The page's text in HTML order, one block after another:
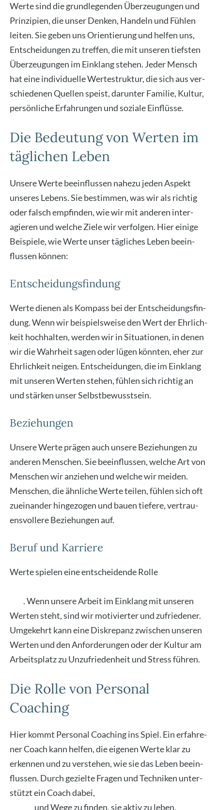
Wer­te sind die grund­le­gen­den Über­zeu­gun­gen und
Prin­zi­pi­en, die unser Den­ken, Han­deln und Füh­len
lei­ten. Sie geben uns Ori­en­tie­rung und hel­fen uns,
Ent­schei­dun­gen zu tref­fen, die mit unse­ren tiefs­ten
Über­zeu­gun­gen im Ein­klang ste­hen. Jeder Mensch
hat eine indi­vi­du­el­le Wer­te­struk­tur, die sich aus ver­
schie­de­nen Quel­len speist, dar­un­ter Fami­lie, Kul­tur,
per­sön­li­che Erfah­run­gen und sozia­le Ein­flüs­se.
Die Bedeutung von Werten im
täglichen Leben
Unse­re Wer­te beein­flus­sen nahe­zu jeden Aspekt
unse­res Lebens. Sie bestim­men, was wir als rich­tig
oder falsch emp­fin­den, wie wir mit ande­ren inter­
agie­ren und wel­che Zie­le wir ver­fol­gen. Hier eini­ge
Bei­spie­le, wie Wer­te unser täg­li­ches Leben beein­
flus­sen kön­nen:
Entscheidungsfindung
Wer­te die­nen als Kom­pass bei der Ent­schei­dungs­fin­
dung. Wenn wir bei­spiels­wei­se den Wert der Ehr­lich­
keit hoch­hal­ten, wer­den wir in Situa­tio­nen, in denen
wir die Wahr­heit sagen oder lügen könn­ten, eher zur
Ehr­lich­keit nei­gen. Ent­schei­dun­gen, die im Ein­klang
mit unse­ren Wer­ten ste­hen, füh­len sich rich­tig an
und stär­ken unser Selbst­be­wusst­sein.
Beziehungen
Unse­re Wer­te prä­gen auch unse­re Bezie­hun­gen zu
ande­ren Men­schen. Sie beein­flus­sen, wel­che Art von
Men­schen wir anzie­hen und wel­che wir mei­den.
Men­schen, die ähn­li­che Wer­te tei­len, füh­len sich oft
zuein­an­der hin­ge­zo­gen und bau­en tie­fe­re, ver­trau­
ens­vol­le­re Bezie­hun­gen auf.
Beruf und Karriere
Wer­te spie­len eine ent­schei­den­de Rol­le
. Wenn unse­re Arbeit im Ein­klang mit unse­ren
Wer­ten steht, sind wir moti­vier­ter und zufrie­de­ner.
Umge­kehrt kann eine Dis­kre­panz zwi­schen unse­ren
Wer­ten und den Anfor­de­run­gen oder der Kul­tur am
Arbeits­platz zu Unzu­frie­den­heit und Stress füh­ren.
Die Rolle von Personal
Coaching
Hier kommt Per­so­nal Coa­ching ins Spiel. Ein erfah­re­
ner Coach kann hel­fen, die eige­nen Wer­te klar zu
erken­nen und zu ver­ste­hen, wie sie das Leben beein­
flus­sen. Durch geziel­te Fra­gen und Tech­ni­ken unter­
stützt ein Coach dabei,
und Wege zu fin­den, sie aktiv zu leben.